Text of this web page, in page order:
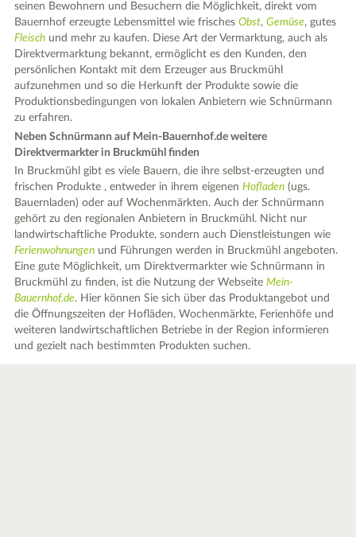
seinen Bewohnern und Besuchern die Möglichkeit, direkt vom
Bauernhof erzeugte Lebensmittel wie frischesObst,Gemüse, gutes
Fleisch und mehr zu kaufen. Diese Art der Vermarktung, auch als
Direktvermarktung bekannt, ermöglicht es den Kunden, den
persönlichen Kontakt mit dem Erzeuger aus Bruckmühl
aufzunehmen und so die Herkunft der Produkte sowie die
Produktionsbedingungen von lokalen Anbietern wie Schnürmann
zu erfahren.
Neben Schnürmann auf Mein-Bauernhof.de weitere
Direktvermarkter in Bruckmühl finden
In Bruckmühl gibt es viele Bauern, die ihre selbst-erzeugten und
frischen Produkte , entweder in ihrem eigenenHofladen (ugs.
Bauernladen) oder auf Wochenmärkten. Auch der Schnürmann
gehört zu den regionalen Anbietern in Bruckmühl. Nicht nur
landwirtschaftliche Produkte, sondern auch Dienstleistungen wie
Ferienwohnungen und Führungen werden in Bruckmühl angeboten.
Eine gute Möglichkeit, um Direktvermarkter wie Schnürmann in
Bruckmühl zu finden, ist die Nutzung der WebseiteMein-
Bauernhof.de. Hier können Sie sich über das Produktangebot und
die Öffnungszeiten der Hofläden, Wochenmärkte, Ferienhöfe und
weiteren landwirtschaftlichen Betriebe in der Region informieren
und gezielt nach bestimmten Produkten suchen.